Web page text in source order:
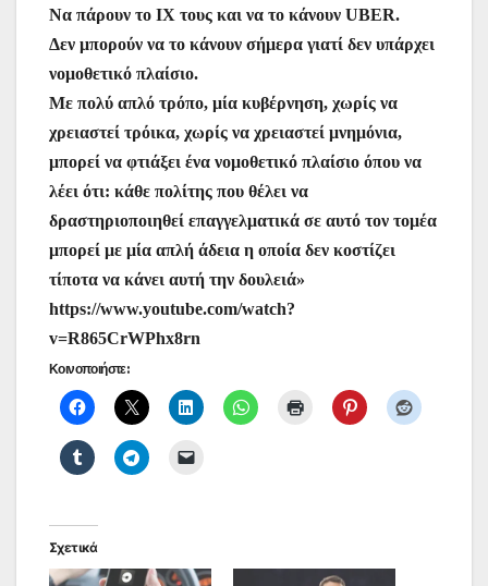
k
er
ίτ
ε
Να πάρουν το ΙΧ τους και να το κάνουν UBER.
Δεν μπορούν να το κάνουν σήμερα γιατί δεν υπάρχει
νομοθετικό πλαίσιο.
Με πολύ απλό τρόπο, μία κυβέρνηση, χωρίς να
χρειαστεί τρόικα, χωρίς να χρειαστεί μνημόνια,
μπορεί να φτιάξει ένα νομοθετικό πλαίσιο όπου να
λέει ότι: κάθε πολίτης που θέλει να
δραστηριοποιηθεί επαγγελματικά σε αυτό τον τομέα
μπορεί με μία απλή άδεια η οποία δεν κοστίζει
τίποτα να κάνει αυτή την δουλειά»
https://www.youtube.com/watch?
v=R865CrWPhx8rn
Κοινοποιήστε:
Σχετικά